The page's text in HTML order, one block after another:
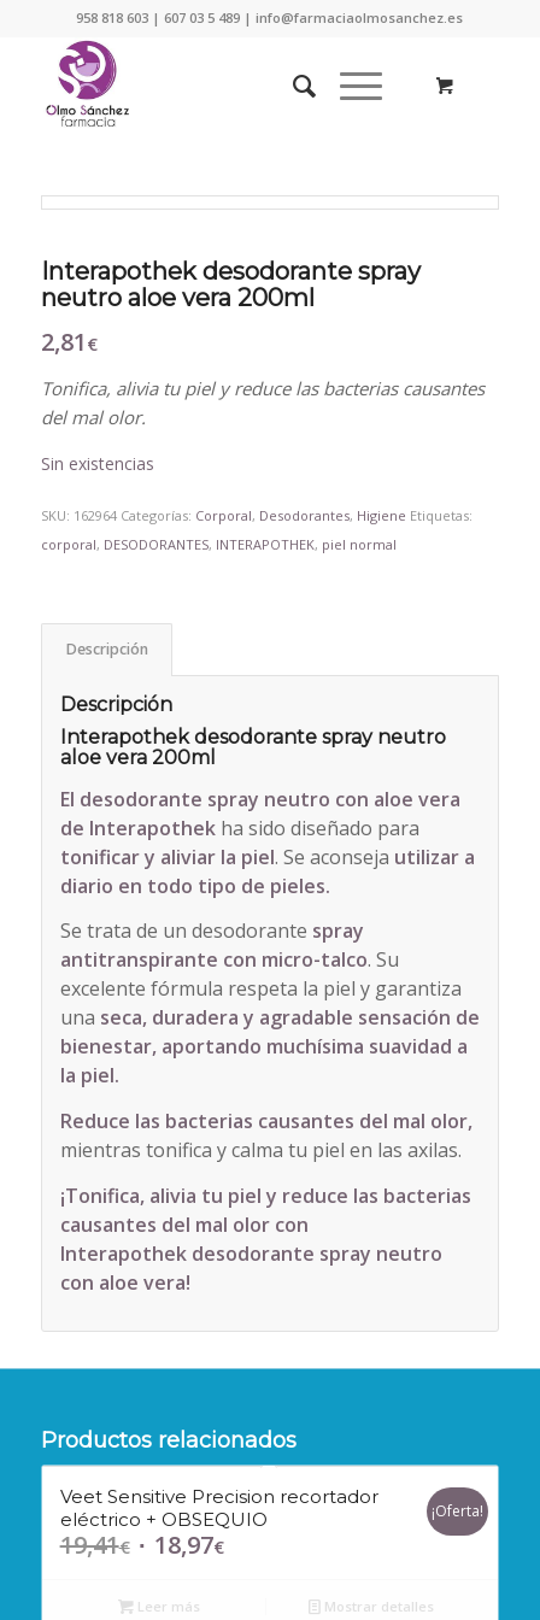
958 818 603 | 607 03 5 489 | info@farmaciaolmosanchez.es
Interapothek desodorante spray
neutro aloe vera 200ml
2,81 €
Tonifica, alivia tu piel y reduce las bacterias causantes
del mal olor.
Sin existencias
SKU: 162964 Categorías: Corporal, Desodorantes, Higiene Etiquetas:
corporal, DESODORANTES, INTERAPOTHEK, piel normal
Descripción
Descripción
Interapothek desodorante spray neutro
aloe vera 200ml
El desodorante spray neutro con aloe vera
de Interapothekha sido diseñado para
tonificar y aliviar la piel. Se aconseja utilizar a
diario en todo tipo de pieles.
Se trata de un desodorante spray
antitranspirante con micro-talco. Su
excelente fórmula respeta la piel y garantiza
una seca, duradera y agradable sensación de
bienestar, aportando muchísima suavidad a
la piel.
Reduce las bacterias causantes del mal olor,
mientras tonifica y calma tu piel en las axilas.
¡Tonifica, alivia tu piel y reduce las bacterias
causantes del mal olor con
Interapothek desodorante spray neutro
con aloe vera!
Productos relacionados
Veet Sensitive Precision recortador
eléctrico + OBSEQUIO
19,41€ El
original
18,97€El
¡Oferta!
Leer más Mostrar detalles